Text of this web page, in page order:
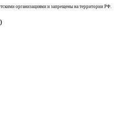
организациями и запрещены на территории РФ.